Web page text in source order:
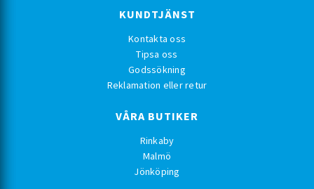
KUNDTJÄNST
Kontakta oss
Tipsa oss
Godssökning
Reklamation eller retur
VÅRA BUTIKER
Rinkaby
Malmö
Jönköping